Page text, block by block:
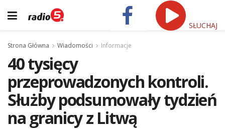
SŁUCHAJ
Strona Główna Wiadomości Informacje
40 tysięcy
przeprowadzonych kontroli.
Służby podsumowały tydzień
na granicy z Litwą